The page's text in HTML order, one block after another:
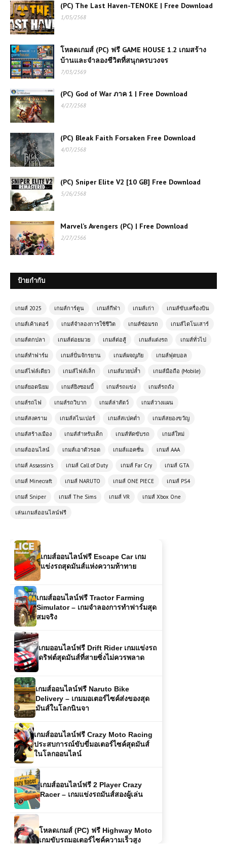
(PC) The Last Haven-TENOKE | Free Download
1/05/2568
โหลดเกมส์ (PC) ฟรี GAME HOUSE 1.2 เกมสร้าง
บ้านและจำลองชีวิตที่สนุกครบวงจร
7/03/2569
(PC) God of War ภาค 1 | Free Download
4/27/2568
(PC) Bleak Faith Forsaken Free Download
4/07/2568
(PC) Sniper Elite V2 [10 GB] Free Download
5/26/2568
Marvel’s Avengers (PC) | Free Download
2/27/2566
ป้ายกำกับ
เกมส์ 2025 เกมส์การ์ตูน เกมส์กีฬา เกมส์เก่า เกมส์ขับเครื่องบิน
เกมส์เค้าเตอร์ เกมส์จำลองการใช้ชีวิต เกมส์ซ่อมรถ เกมส์ไดโนเสาร์
เกมส์ตกปลา เกมส์ต่อยมวย เกมส์ต่อสู้ เกมส์แต่งรถ เกมส์ทั่วไป
เกมส์ทำฟาร์ม เกมส์ปั่นจักรยาน เกมส์ผจญภัย เกมส์ฟุตบอล
เกมส์ไฟล์เดียว เกมส์ไฟล์เล็ก เกมส์มวยปล้ำ เกมส์มือถือ (Mobile)
เกมส์ยอดนิยม เกมส์ยิงซอมบี้ เกมส์รถแข่ง เกมส์รถถัง
เกมส์รถไฟ เกมส์รถวิบาก เกมส์ล่าสัตว์ เกมส์วางแผน
เกมส์สงคราม เกมส์สไนเปอร์ เกมส์สเปคต่ำ เกมส์สยองขวัญ
เกมส์สร้างเมือง เกมส์สำหรับเด็ก เกมส์หัดขับรถ เกมส์ใหม่
เกมส์ออนไลน์ เกมส์เอาตัวรอด เกมส์แอคชั่น เกมส์ AAA
เกมส์ Assassin's เกมส์ Call of Duty เกมส์ Far Cry เกมส์ GTA
เกมส์ Minecraft เกมส์ NARUTO เกมส์ ONE PIECE เกมส์ PS4
เกมส์ Sniper เกมส์ The Sims เกมส์ VR เกมส์ Xbox One
เล่นเกมส์ออนไลน์ฟรี
เกมออนไลน์ฟรี Highway Racer Pro
สัมผัสความมันส์แห่งการดริฟต์รถซูเปอร์
เกมส์ออนไลน์ฟรี Zombie Road:
Shooter with Destruction – เกมยิง
เกมส์ออนไลน์ฟรี Escape Car เกม
แข่งรถสุดมันส์แห่งความท้าทาย
เกมส์ออนไลน์ฟรี Tractor Farming
Simulator – เกมจำลองการทำฟาร์มสุด
สมจริง
เกมออนไลน์ฟรี Drift Rider เกมแข่งรถ
ดริฟต์สุดมันส์ที่สายซิ่งไม่ควรพลาด
เกมส์ออนไลน์ฟรี Naruto Bike
Delivery – เกมมอเตอร์ไซค์ส่งของสุด
มันส์ในโลกนินจา
เกมส์ออนไลน์ฟรี Crazy Moto Racing
ประสบการณ์ขับขี่มอเตอร์ไซค์สุดมันส์
ในโลกออนไลน์
เกมส์ออนไลน์ฟรี 2 Player Crazy
Racer – เกมแข่งรถมันส์สองผู้เล่น
โหลดเกมส์ (PC) ฟรี Highway Moto
เกมขับรถมอเตอร์ไซค์ความเร็วสูง